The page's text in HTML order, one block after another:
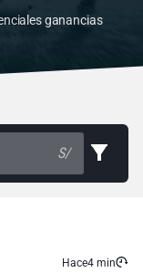
ganancias
S/
Hace4 min